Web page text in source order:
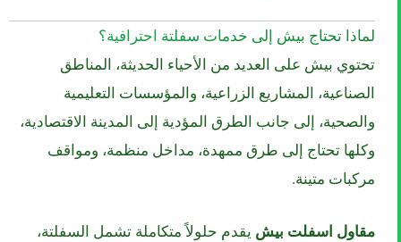
لماذا تحتاج بيش إلى خدمات سفلتة احترافية؟
تحتوي بيش على العديد من الأحياء الحديثة، المناطق
الصناعية، المشاريع الزراعية، والمؤسسات التعليمية
والصحية، إلى جانب الطرق المؤدية إلى المدينة الاقتصادية،
وكلها تحتاج إلى طرق ممهدة، مداخل منظمة، ومواقف
مركبات متينة.
مقاول اسفلت بيش يقدم حلولاً متكاملة تشمل السفلتة،